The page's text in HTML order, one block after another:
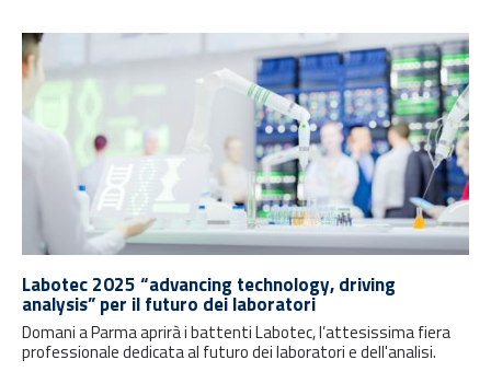
Labotec 2025 “advancing technology, driving
analysis” per il futuro dei laboratori
Domani a Parma aprirà i battenti Labotec, l’attesissima fiera
professionale dedicata al futuro dei laboratori e dell'analisi.